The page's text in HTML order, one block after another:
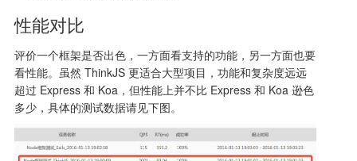
性能对比
评价一个框架是否出色，一方面看支持的功能，另一方面也要
看性能。虽然 ThinkJS 更适合大型项目，功能和复杂度远远
超过 Express 和 Koa，但性能上并不比 Express 和 Koa 逊色
多少，具体的测试数据请见下图。